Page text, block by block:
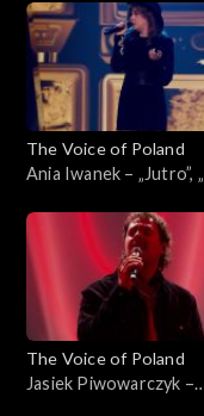
16. edycja
15. edycja
The Voice of Poland
Ania Iwanek – „Jutro”,
listopada 2025
The Voice of Poland
Jasiek Piwowarczyk –